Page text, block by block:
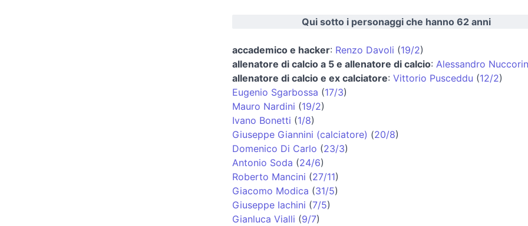
Qui sotto i personaggi che hanno 62 anni
accademico e hacker: Renzo Davoli (19/2)
allenatore di calcio a 5 e allenatore di calcio: Alessandro
allenatore di calcio e ex calciatore: Vittorio Pusceddu (12/2)
Eugenio Sgarbossa (17/3)
Mauro Nardini (19/2)
Ivano Bonetti (1/8)
Giuseppe Giannini (calciatore) (20/8)
Domenico Di Carlo (23/3)
Antonio Soda (24/6)
Roberto Mancini (27/11)
Giacomo Modica (31/5)
Giuseppe Iachini (7/5)
Gianluca Vialli (9/7)